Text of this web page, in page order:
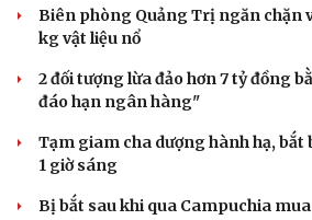
Cải chính
Biên phòng Quảng Trị ngăn chặn
kg vật liệu nổ
2 đối tượng lừa đảo hơn 7 tỷ đồng
đáo hạn ngân hàng"
Tạm giam cha dượng hành hạ, bắt
1 giờ sáng
Bị bắt sau khi qua Campuchia